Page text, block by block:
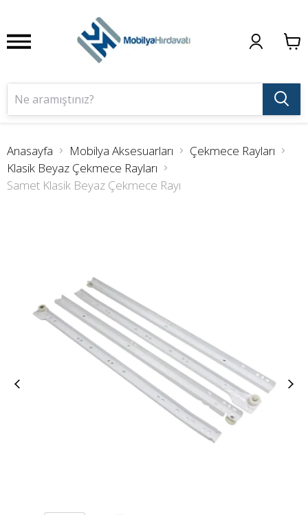
Anasayfa Mobilya Aksesuarları
Çekmece Rayları
Klasik Beyaz Çekmece Rayları
Samet Klasik Beyaz Çekmece Rayı